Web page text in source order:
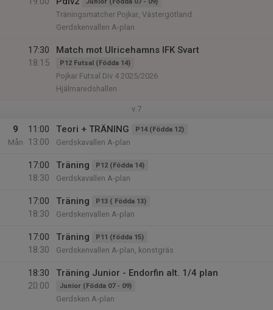
Träningsmatcher Pojkar, Västergötland
Gerdskenvallen A-plan
17:30
18:15
Match mot Ulricehamns IFK Svart
P12 Futsal (Födda 14)
Pojkar Futsal Div 4 2025/2026
Hjälmaredshallen
v.7
9
Mån
11:00
13:00
Teori + TRÄNING P14 (Födda 12)
Gerdskavallen A-plan
17:00
18:30
Träning P12 (Födda 14)
Gerdskavallen A-plan
17:00
18:30
Träning P13 ( Födda 13)
Gerdskenvallen A-plan
17:00
18:30
Träning P11 (födda 15)
Gerdskenvallen A-plan, konstgräs
18:30
20:00
Träning Junior - Endorfin alt. 1/4 plan
Junior (Födda 07 - 09)
Gerdsken A-plan